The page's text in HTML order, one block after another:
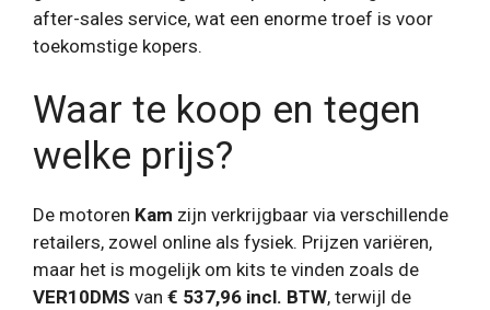
after-sales service, wat een enorme troef is voor
toekomstige kopers.
Waar te koop en tegen
welke prijs?
De motoren Kam zijn verkrijgbaar via verschillende
retailers, zowel online als fysiek. Prijzen variëren,
maar het is mogelijk om kits te vinden zoals de
VER10DMS van € 537,96 incl. BTW, terwijl de